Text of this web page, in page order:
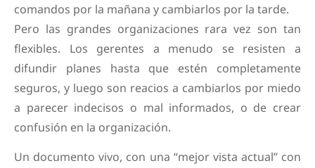
comandos por la mañana y cambiarlos por la tarde.
Pero las grandes organizaciones rara vez son tan
flexibles. Los gerentes a menudo se resisten a
difundir planes hasta que estén completamente
seguros, y luego son reacios a cambiarlos por miedo
a parecer indecisos o mal informados, o de crear
confusión en la organización.
Un documento vivo, con una “mejor vista actual” con